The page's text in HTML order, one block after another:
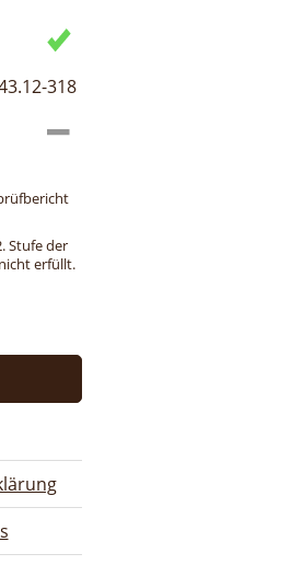
318
Stufe der
erfüllt.